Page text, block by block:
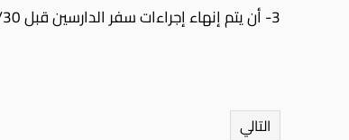
3- أن يتم إنهاء إجراءات سفر الدارسين قبل 2022/6/30 مع إعتبار هذه المهلة آخر مد لخطتى 2018/2017 ، 2019/2018.
التالي